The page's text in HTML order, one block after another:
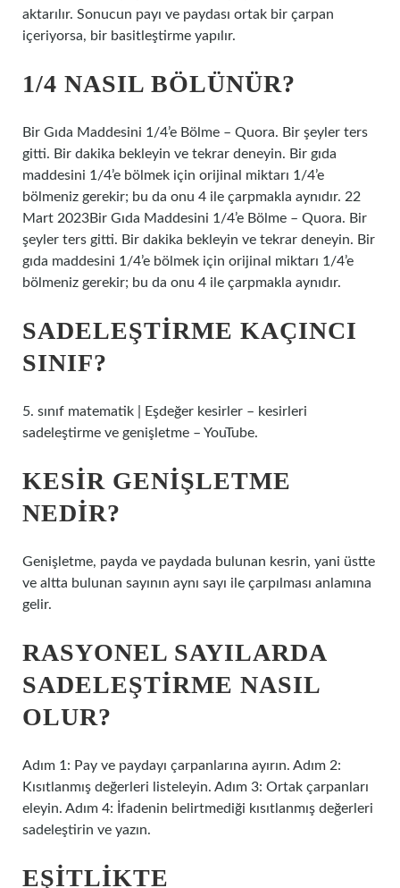
aktarılır. Sonucun payı ve paydası ortak bir çarpan
içeriyorsa, bir basitleştirme yapılır.
1/4 NASIL BÖLÜNÜR?
Bir Gıda Maddesini 1/4’e Bölme – Quora. Bir şeyler ters
gitti. Bir dakika bekleyin ve tekrar deneyin. Bir gıda
maddesini 1/4’e bölmek için orijinal miktarı 1/4’e
bölmeniz gerekir; bu da onu 4 ile çarpmakla aynıdır. 22
Mart 2023Bir Gıda Maddesini 1/4’e Bölme – Quora. Bir
şeyler ters gitti. Bir dakika bekleyin ve tekrar deneyin. Bir
gıda maddesini 1/4’e bölmek için orijinal miktarı 1/4’e
bölmeniz gerekir; bu da onu 4 ile çarpmakla aynıdır.
SADELEŞTIRME KAÇINCI
SINIF?
5. sınıf matematik | Eşdeğer kesirler – kesirleri
sadeleştirme ve genişletme – YouTube.
KESIR GENIŞLETME
NEDIR?
Genişletme, payda ve paydada bulunan kesrin, yani üstte
ve altta bulunan sayının aynı sayı ile çarpılması anlamına
gelir.
RASYONEL SAYILARDA
SADELEŞTIRME NASIL
OLUR?
Adım 1: Pay ve paydayı çarpanlarına ayırın. Adım 2:
Kısıtlanmış değerleri listeleyin. Adım 3: Ortak çarpanları
eleyin. Adım 4: İfadenin belirtmediği kısıtlanmış değerleri
sadeleştirin ve yazın.
EŞITLIKTE